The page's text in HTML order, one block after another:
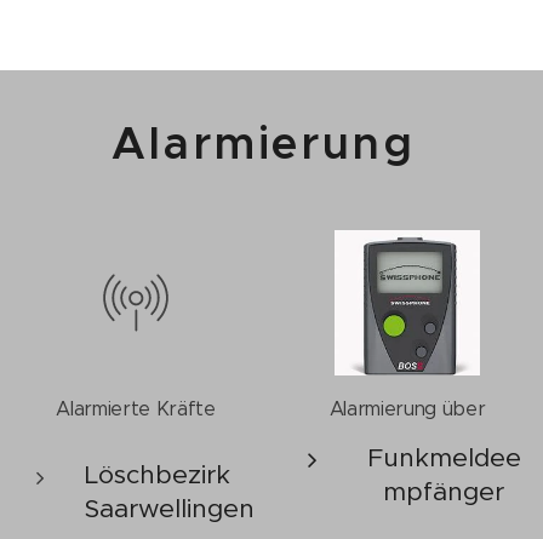
Alarmierung
Alarmierte Kräfte
Löschbezirk
Saarwellingen
Alarmierung über
Funkmeldee
mpfänger